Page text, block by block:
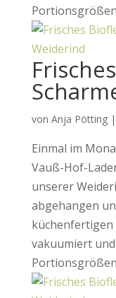
von Anja Pötting|
Einmal im
Vauß-Hof-
unserer
abgehangen
küchenfertigen
vakuumiert